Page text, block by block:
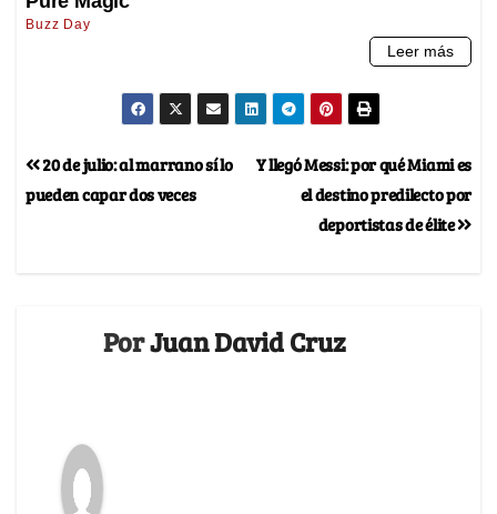
Y llegó Messi: por qué Miami es
el destino predilecto por
deportistas de élite
20 de julio: al marrano sí lo
pueden capar dos veces
PorJuan David Cruz